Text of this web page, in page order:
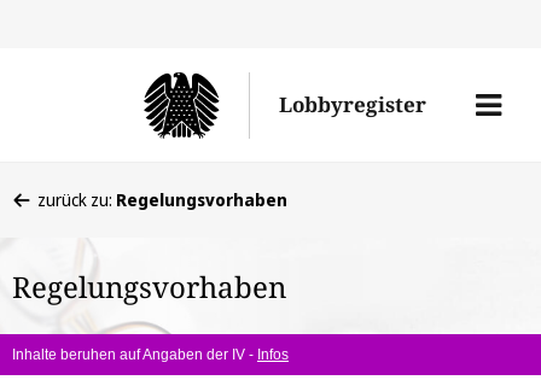
Lobbyregister
Menü
befinden
hier:
zurück zu: Regelungsvorhaben
Regelungsvorhaben
Inhalte beruhen auf Angaben der IV - Infos